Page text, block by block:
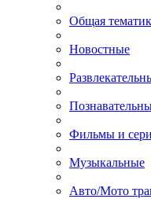
Общая
Новостные
Фильмы и
Музыкальные
Авто/Мото